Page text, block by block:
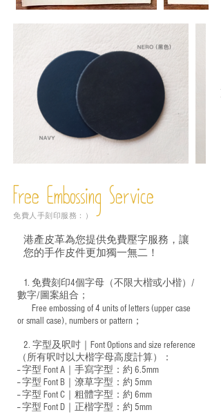
Free Embossing Service
免費人手刻印服務：）
港產皮革為您提供免費壓字服務，讓
您的手作皮件更加獨一無二！
1. 免費刻印4個字母（不限大楷或小楷）/
數字/圖案組合；
Free embossing of 4 units of letters (upper case
or small case), numbers or pattern；
2. 字型及呎吋｜ Font Options and size reference
（所有呎吋以大楷字母高度計算）：
-- 字型 Font A｜手寫字型：約 6.5mm
-- 字型 Font B｜潦草字型： 約 5mm
-- 字型 Font C｜粗體字型：約 6mm
-- 字型 Font D｜正楷字型： 約 5mm